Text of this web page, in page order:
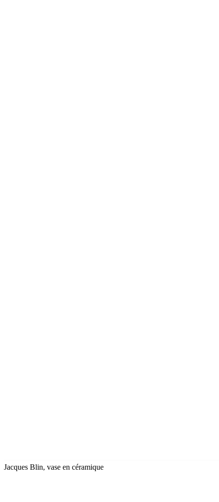
Jacques Blin, vase en céramique